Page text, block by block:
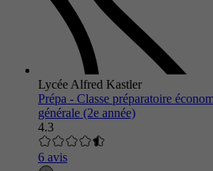
Lycée Alfred Kastler
Prépa - Classe préparatoire
générale (2e année)
4.3
6 avis